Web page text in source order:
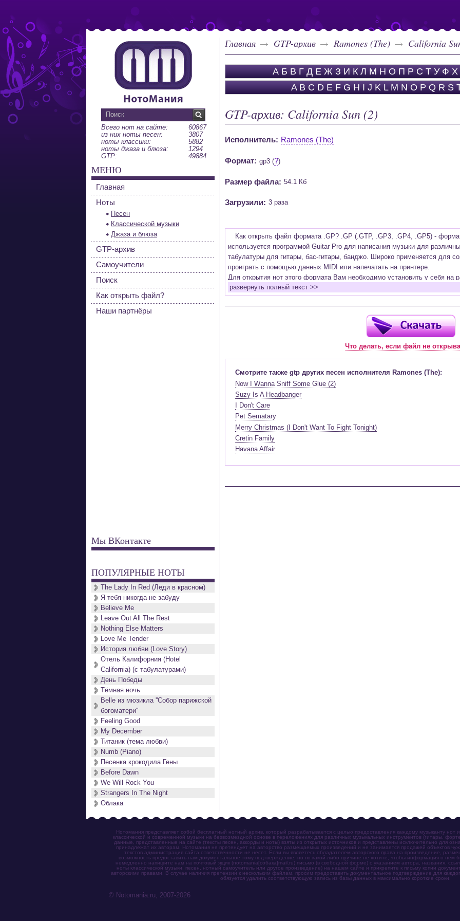
Главная GTP-архив Ramones (The) California
А Б В Г Д Е Ж З И К Л М Н О П Р С Т У Ф Х
A B C D E F G H I J K L M N O P Q R S
GTP-архив: California Sun (2)
Исполнитель: Ramones (The)
Формат: gp3 (?)
Размер файла: 54.1 Кб
Загрузили: 3 раза
Как открыть файл формата .GP? .GP (.GTP, .GP3, .GP4, .GP5) -
используется программой Guitar Pro для написания музыки для
табулатуры для гитары, бас-гитары, банджо. Широко применяется для
проиграть с помощью данных MIDI или напечатать на принтере.
Для открытия нот этого формата Вам необходимо установить у себя на
(желательно, последней версии). Скачать её можно с официального
бесплатную версию на руском языке (Найти).
Запись музыкальных произведений для гитары, бас-гитары, банджо и
в виде табулатур или нотной графики (при создании табулатуры
Создание произведений для духовых, струнных, клавишных и других
Создание партий для барабанов и перкуссии;
Интеграция текста песен в ноты и привязка его к нотам дорожек с
Встроенный определитель и визуализатор аккордов для гитары;
Экспортирование музыкальных партитур в MIDI, ASCII, MusicXML, WAV,
к печати;
Импортирование из MIDI, ASCII,MusicXML, Power Tab (.ptb), TablEdit (.tef)
Виртуальный гитарный гриф, клавиатура фортепиано и панель ударных
ноты, проигрываемые в текущий момент. Удобное создание и
инструмента с их помощью;
развернуть полный текст >>
Что делать, если файл не
Смотрите также gtp других песен исполнителя Ramones (The):
Now I Wanna Sniff Some Glue (2)
Suzy Is A Headbanger
I Don't Care
Pet Sematary
Merry Christmas (I Don't Want To Fight Tonight)
Cretin Family
Havana Affair
Всего нот на сайте:
60867
из них ноты песен:
3807
ноты классики:
5882
ноты джаза и блюза:
1294
GTP:
49884
МЕНЮ
Главная
Ноты
Песен
Классической музыки
Джаза и блюза
GTP-архив
Самоучители
Поиск
Как открыть файл?
Наши партнёры
Мы ВКонтакте
ПОПУЛЯРНЫЕ НОТЫ
The Lady In Red (Леди в красном)
Я тебя никогда не забуду
Believe Me
Leave Out All The Rest
Nothing Else Matters
Love Me Tender
История любви (Love Story)
Отель Калифорния (Hotel
California) (с табулатурами)
День Победы
Тёмная ночь
Belle из мюзикла ''Собор парижской
богоматери''
Feeling Good
My December
Титаник (тема любви)
Numb (Piano)
Песенка крокодила Гены
Before Dawn
We Will Rock You
Strangers In The Night
Облака
Нотомания представляет собой бесплатный нотный архив, который разрабатывается с целью предоставления каждому музыканту нот
классической и современной музыки на безвозмездной основе в переложениях для различных музыкальных инструментов (гитары,
данные, представленные на сайте (тексты песен, аккорды и ноты) взяты из открытых источников и представлены исключительно для
принадлежат их авторам. Нотомания не претендует на авторство размещаемых произведений и не занимается продажей объектов
текстов администрация сайта ответственности не несет. Если вы являетесь обладателем авторского права на произведение,
возможность предоставить нам документальное тому подтверждение, но по какой-либо причине не хотите, чтобы информация о нём
немедленно напишите нам на почтовый ящик (notomania[собака]mail.ru) письмо (в свободной форме) с указанием автора, названия,
ноты классической музыки, песен, нотный самоучитель или другое произведение) на нашем сайте и прикрепите к письму копии
авторскими правами. В случае наличия претензии к нескольким файлам, просим предоставить документальное подтверждение для
обязуется удалить соответствующую запись из базы данных в максимально короткие сроки.
© Notomania.ru, 2007-2026